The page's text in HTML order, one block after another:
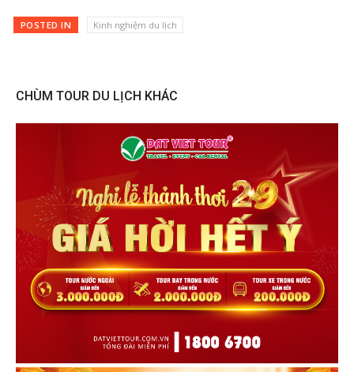
POSTED IN Kinh nghiệm du lịch
CHÙM TOUR DU LỊCH KHÁC